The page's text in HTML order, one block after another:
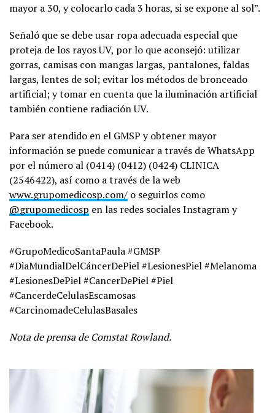
mayor a 30, y colocarlo cada 3 horas, si se expone al sol”.
Señaló que se debe usar ropa adecuada especial que
proteja de los rayos UV, por lo que aconsejó: utilizar
gorras, camisas con mangas largas, pantalones, faldas
largas, lentes de sol; evitar los métodos de bronceado
artificial; y tomar en cuenta que la iluminación artificial
también contiene radiación UV.
Para ser atendido en el GMSP y obtener mayor
información se puede comunicar a través de WhatsApp
por el número al (0414) (0412) (0424) CLINICA
(2546422), así como a través de la web
www.grupomedicosp.com/ o seguirlos como
@grupomedicosp en las redes sociales Instagram y
Facebook.
#GrupoMedicoSantaPaula #GMSP
#DiaMundialDelCáncerDePiel #LesionesPiel #Melanoma
#LesionesDePiel #CancerDePiel #Piel
#CancerdeCelulasEscamosas
#CarcinomadeCelulasBasales
Nota de prensa de Comstat Rowland.